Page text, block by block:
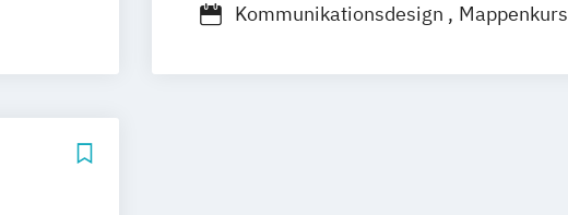
Kommunikationsdesign
Mappenkurs